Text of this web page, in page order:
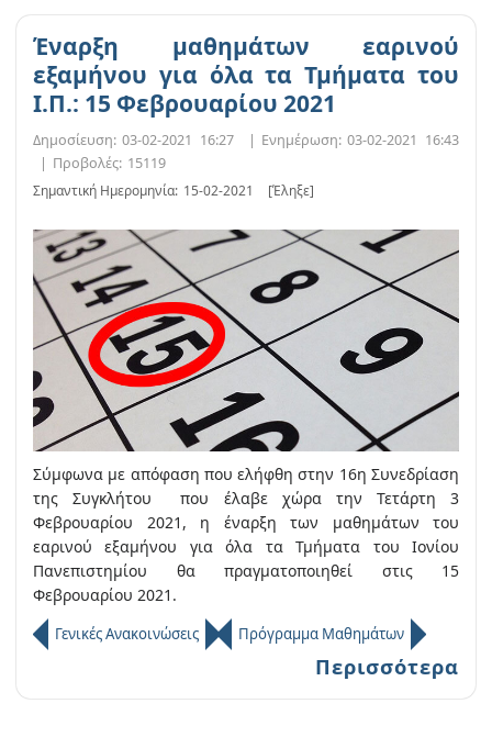
Έναρξη μαθημάτων εαρινού
εξαμήνου για όλα τα Τμήματα του
Ι.Π.: 15 Φεβρουαρίου 2021
Δημοσίευση: 03-02-2021 16:27 | Ενημέρωση: 03-02-2021 16:43
| Προβολές: 15119
Σημαντική Ημερομηνία: 15-02-2021 [Έληξε]
Σύμφωνα με απόφαση που ελήφθη στην 16η Συνεδρίαση
της Συγκλήτου που έλαβε χώρα την Τετάρτη 3
Φεβρουαρίου 2021, η έναρξη των μαθημάτων του
εαρινού εξαμήνου για όλα τα Τμήματα του Ιονίου
Πανεπιστημίου θα πραγματοποιηθεί στις 15
Φεβρουαρίου 2021.
Γενικές Ανακοινώσεις Πρόγραμμα Μαθημάτων
Περισσότερα